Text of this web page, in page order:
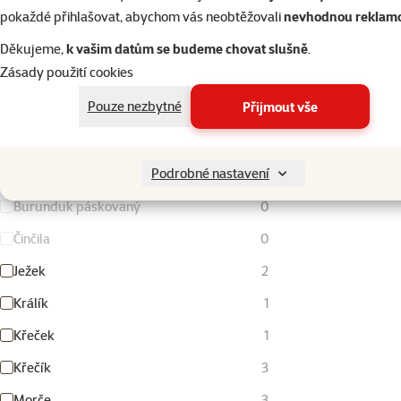
pokaždé přihlašovat, abychom vás neobtěžovalinevhodnou
Děkujeme,k vašim datům se budeme chovat slušně.
Zásady použití cookies
Pouze nezbytné
Přijmout vše
Podrobné nastavení
Šedá
6
Žlutá
4
Rozbalit všechny
Burunduk páskovaný
0
Činčila
0
Ježek
2
Králík
1
Křeček
1
Křečík
3